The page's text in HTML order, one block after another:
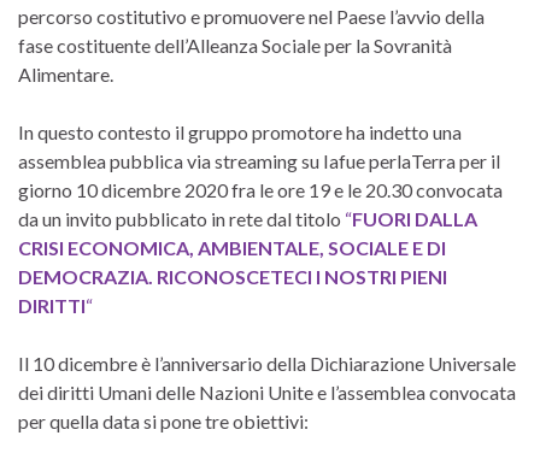
percorso costitutivo e promuovere nel Paese l’avvio della
fase costituente dell’Alleanza Sociale per la Sovranità
Alimentare.
In questo contesto il gruppo promotore ha indetto una
assemblea pubblica via streaming su Iafue perlaTerra per il
giorno 10 dicembre 2020 fra le ore 19 e le 20.30 convocata
da un invito pubblicato in rete dal titolo “FUORI DALLA
CRISI ECONOMICA, AMBIENTALE, SOCIALE E DI
DEMOCRAZIA. RICONOSCETECI I NOSTRI PIENI
DIRITTI“
Il 10 dicembre è l’anniversario della Dichiarazione Universale
dei diritti Umani delle Nazioni Unite e l’assemblea convocata
per quella data si pone tre obiettivi: